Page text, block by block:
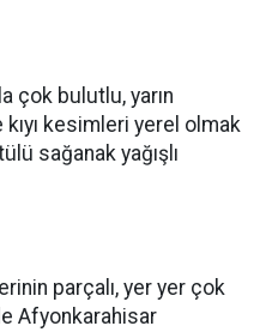
çok bulutlu, yarın
kesimleri yerel olmak
sağanak yağışlı
parçalı, yer yer çok
Afyonkarahisar